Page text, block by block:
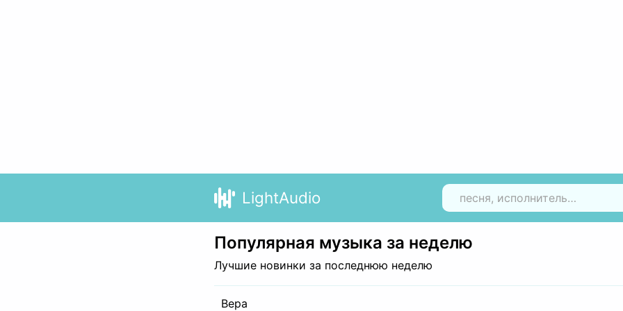
LightAudio
Популярная музыка за неделю
Лучшие новинки за последнюю неделю
Вера